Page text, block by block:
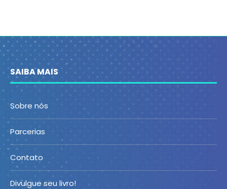
SAIBA MAIS
Sobre nós
Parcerias
Contato
Divulgue seu livro!